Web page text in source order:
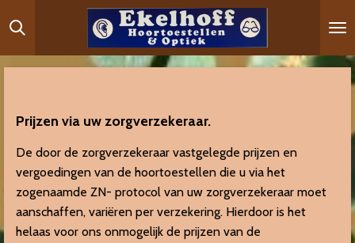
Ga
direct
naar
Prijzen via uw zorgverzekeraar.
De door de zorgverzekeraar vastgelegde prijzen en
vergoedingen van de hoortoestellen die u via het
zogenaamde ZN- protocol van uw zorgverzekeraar moet
aanschaffen, variëren per verzekering. Hierdoor is het
helaas voor ons onmogelijk de prijzen van de